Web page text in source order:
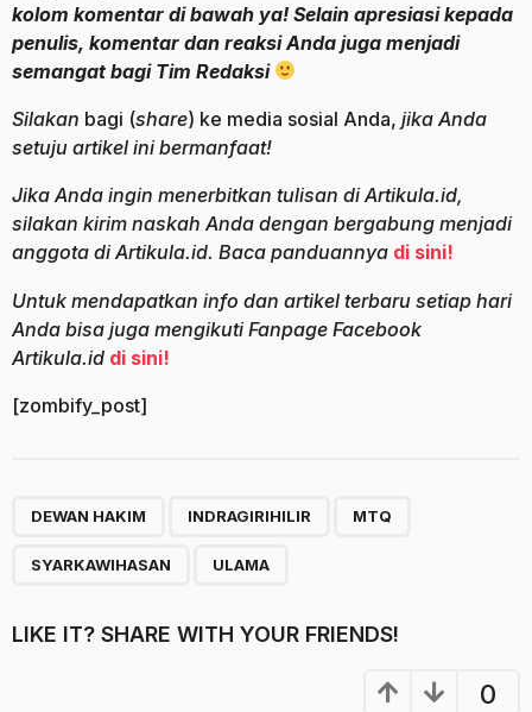
kolom komentar di bawah ya! Selain apresiasi kepada
penulis, komentar dan reaksi Anda juga menjadi
semangat bagi Tim Redaksi
Silakan bagi (share) ke media sosial Anda, jika Anda
setuju artikel ini bermanfaat!
Jika Anda ingin menerbitkan tulisan di Artikula.id,
silakan kirim naskah Anda dengan bergabung menjadi
anggota di Artikula.id. Baca panduannya di sini!
Untuk mendapatkan info dan artikel terbaru setiap hari
Anda bisa juga mengikuti Fanpage Facebook
Artikula.id di sini!
[zombify_post]
DEWAN HAKIM INDRAGIRIHILIR MTQ
SYARKAWIHASAN ULAMA
LIKE IT? SHARE WITH YOUR FRIENDS!
0